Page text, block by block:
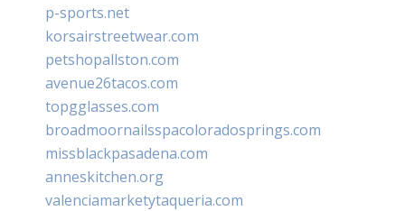
p-sports.net
korsairstreetwear.com
petshopallston.com
avenue26tacos.com
topgglasses.com
broadmoornailsspacoloradosprings.com
missblackpasadena.com
anneskitchen.org
valenciamarketytaqueria.com